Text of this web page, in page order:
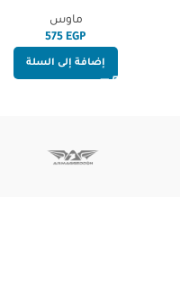
ماوس
EGP
إضافة إلى السلة